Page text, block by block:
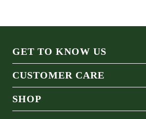
GET TO KNOW US
CUSTOMER CARE
SHOP